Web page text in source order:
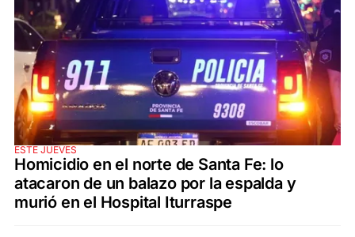
ESTE JUEVES
Homicidio en el norte de Santa Fe: lo
atacaron de un balazo por la espalda y
murió en el Hospital Iturraspe